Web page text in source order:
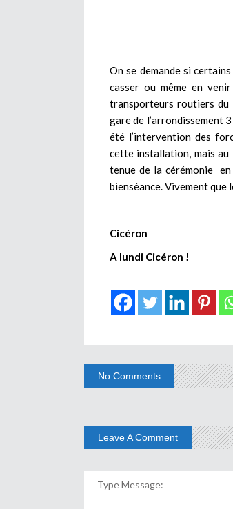
On se demande si
casser ou même en
transporteurs routiers du
gare de l’arrondissement
été l’intervention des
cette installation, mais
tenue de la cérémonie
bienséance. Vivement que
Cicéron
A lundi Cicéron !
No Comments
Leave A Comment